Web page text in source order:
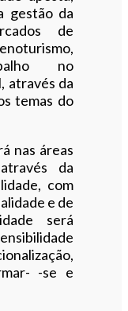
gestão da
de
no
através da
temas do
nas áreas
da
com
e de
será
-se e